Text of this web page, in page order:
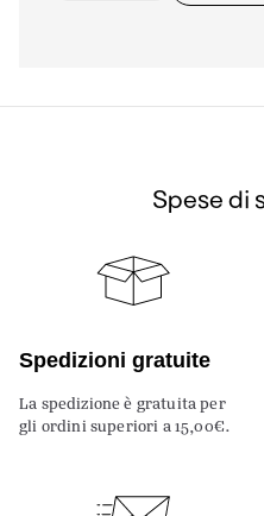
Spese di
Spedizioni gratuite
La spedizione è gratuita per
gli ordini superiori a 15,00€.